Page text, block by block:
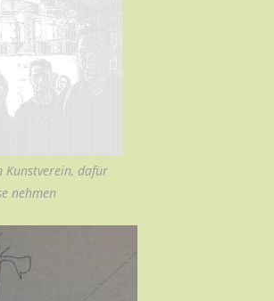
Kunstverein, dafür
nehmen